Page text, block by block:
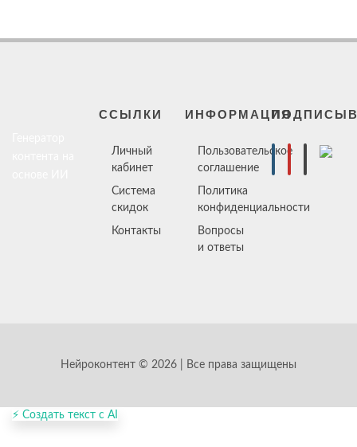
ССЫЛКИ
Личный
кабинет
Система
скидок
Контакты
ИНФОРМАЦИЯ
Пользовательское
соглашение
Политика
конфиденциальности
Вопросы
и ответы
Нейроконтент © 2026 | Все права защищены
⚡ Создать текст с AI